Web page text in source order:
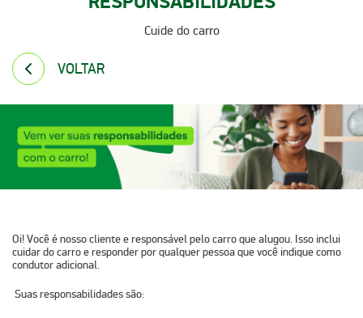
Cuide do carro
VOLTAR
Oi! Você é nosso cliente e responsável pelo carro que alugou. Isso inclui
cuidar do carro e responder por qualquer pessoa que você indique como
condutor adicional.
Suas responsabilidades são: